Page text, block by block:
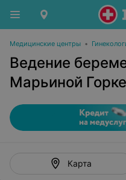
Медицинские центры •
Ведение
Марьиной Горке
Карта